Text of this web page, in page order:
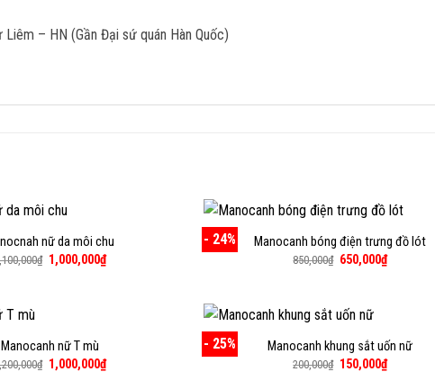
– HN (Gần Đại sứ quán Hàn Quốc)
nữ da môi chu
₫ Giá
gốc
1,000,000₫Giá
hiện
- 24% Manocanh bóng điện trưng đồ lót
850,000₫ Giá
650,000₫Giá
hiện
Manocanh nữ T mù
₫ Giá
gốc
1,000,000₫Giá
hiện
- 25% Manocanh khung sắt uốn nữ
200,000₫ Giá
150,000₫Giá
hiện